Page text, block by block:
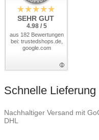
SEHR GUT
4.98 / 5
aus 182 Bewertungen
bei: trustedshops.de,
google.com
Schnelle Lieferung
Nachhaltiger Versand mit
DHL